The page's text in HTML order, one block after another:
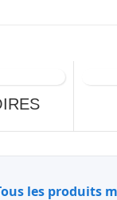
les produits